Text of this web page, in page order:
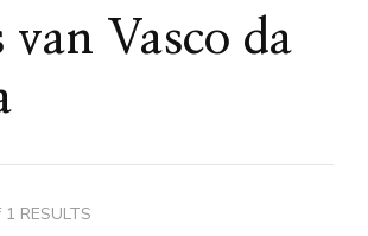
van Vasco da
RESULTS